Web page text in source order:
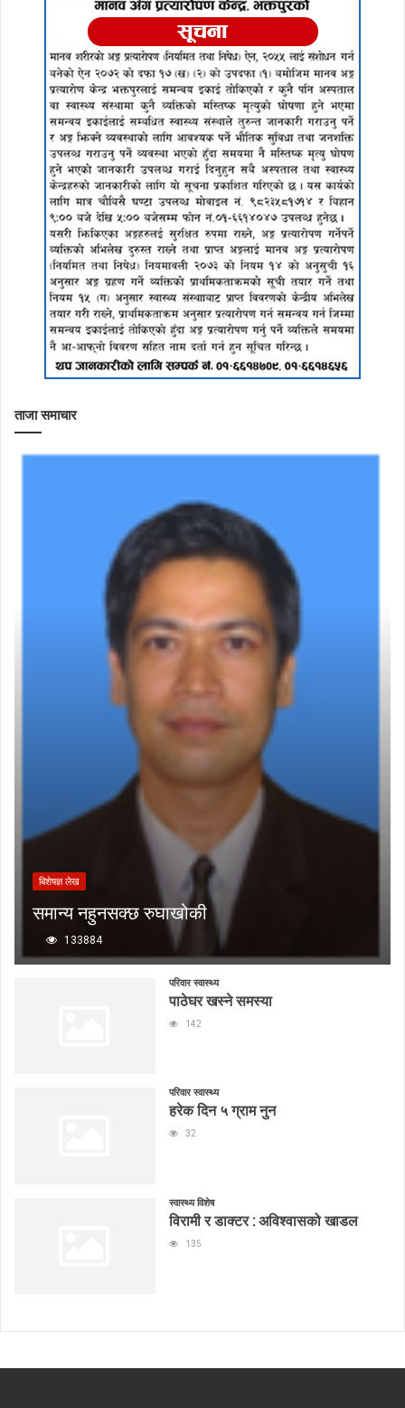
ताजा समाचार
बिशेषज्ञ लेख
समान्य नहुनसक्छ रुघाखोकी
133884
परिवार स्वास्थ्य
पाठेघर खस्ने समस्या
142
परिवार स्वास्थ्य
हरेक दिन ५ ग्राम नुन
32
स्वास्थ्य विशेष
विरामी र डाक्टर : अविश्वासको खाडल
135